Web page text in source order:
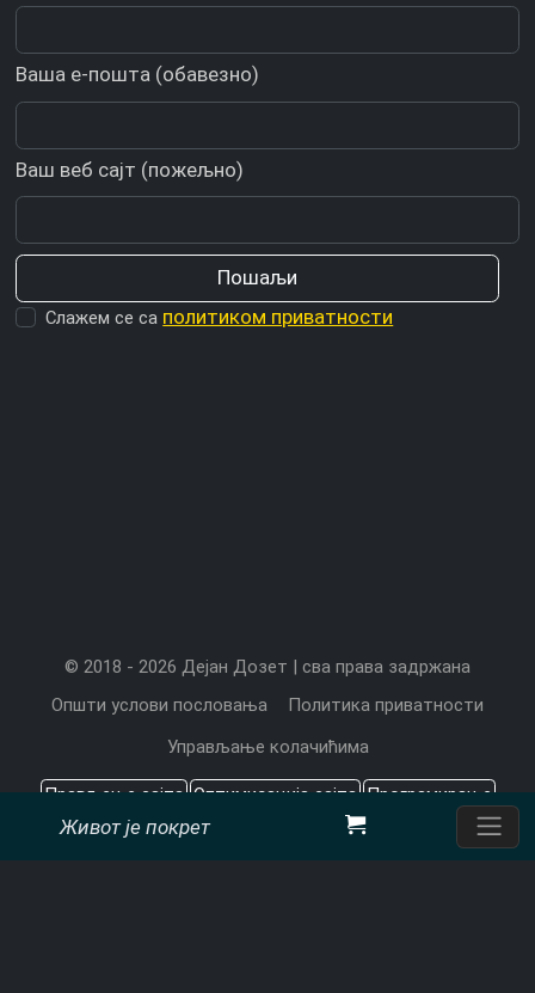
Живот је покрет
Ваша е-пошта (обавезно)
Ваш веб сајт (пожељно)
Слажем се са политиком приватности
© 2018 - 2026 Дејан Дозет | сва права задржана
Општи услови пословања
Политика приватности
Управљање колачићима
Прављење сајта Оптимизација сајта Програмирање
Садржај који значи
Цена прављења сајта
Претраживачи CMS